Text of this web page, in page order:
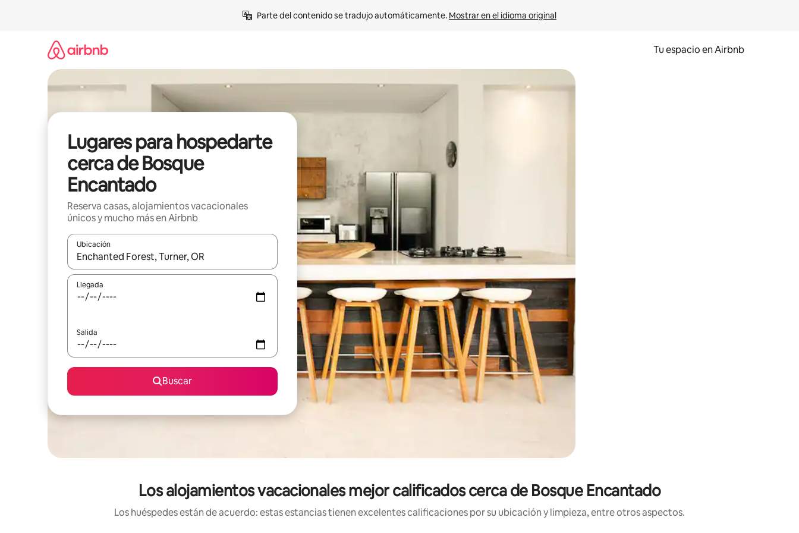
Parte del contenido se tradujo automáticamente. Mostrar en el idioma original
Tu espacio en Airbnb
Lugares para hospedarte
cerca de Bosque
Encantado
Reserva casas, alojamientos vacacionales
únicos y mucho más en Airbnb
Ubicación
Cuando los resultados estén disponibles, podrás navegar usando las teclas de las flechas hacia arriba y hacia abajo, o bien tocando y deslizando la pantalla.
Llegada
Salida
Buscar
Los alojamientos vacacionales mejor calificados cerca de Bosque Encantado
Los huéspedes están de acuerdo: estas estancias tienen excelentes calificaciones por su ubicación y limpieza, entre otros aspectos.